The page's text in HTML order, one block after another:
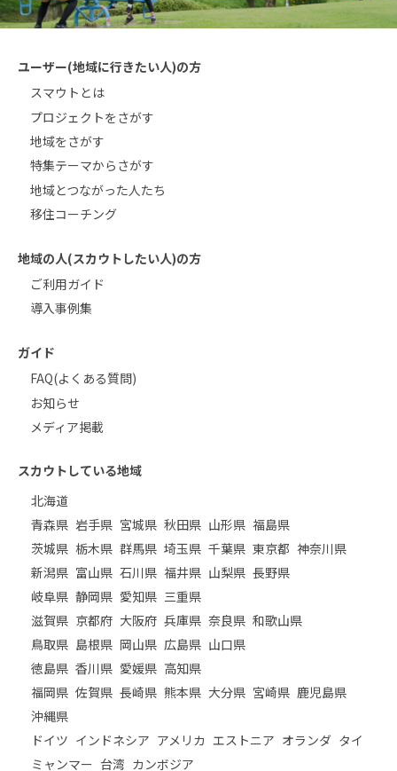
ユーザー(地域に行きたい人)の方
スマウトとは
プロジェクトをさがす
地域をさがす
特集テーマからさがす
地域とつながった人たち
移住コーチング
地域の人(スカウトしたい人)の方
ご利用ガイド
導入事例集
ガイド
FAQ(よくある質問)
お知らせ
メディア掲載
スカウトしている地域
北海道
青森県 岩手県 宮城県 秋田県 山形県 福島県
茨城県 栃木県 群馬県 埼玉県 千葉県 東京都 神奈川県
新潟県 富山県 石川県 福井県 山梨県 長野県
岐阜県 静岡県 愛知県 三重県
滋賀県 京都府 大阪府 兵庫県 奈良県 和歌山県
鳥取県 島根県 岡山県 広島県 山口県
徳島県 香川県 愛媛県 高知県
福岡県 佐賀県 長崎県 熊本県 大分県 宮崎県 鹿児島県
沖縄県
ドイツ インドネシア アメリカ エストニア オランダ タイ
ミャンマー 台湾 カンボジア